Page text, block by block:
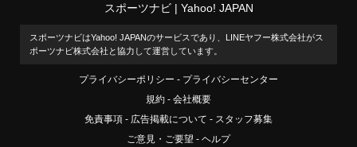
スポーツナビ Yahoo! JAPAN
スポーツナビはYahoo! JAPANのサービスであり、LINEヤフー株式会社がス
ポーツナビ株式会社と協力して運営しています。
プライバシーポリシー
プライバシーセンター
規約
会社概要
免責事項
広告掲載について
スタッフ募集
ご意見・ご要望
ヘルプ